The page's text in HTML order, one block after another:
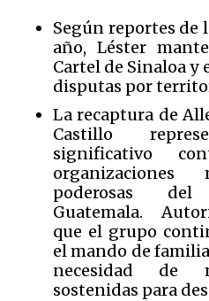
Según reportes de
año, Léster
Cartel de Sinaloa y
disputas por
La recaptura de
Castillo
significativo
poderosas
Guatemala.
que el grupo
el mando de
necesidad de
sostenidas para